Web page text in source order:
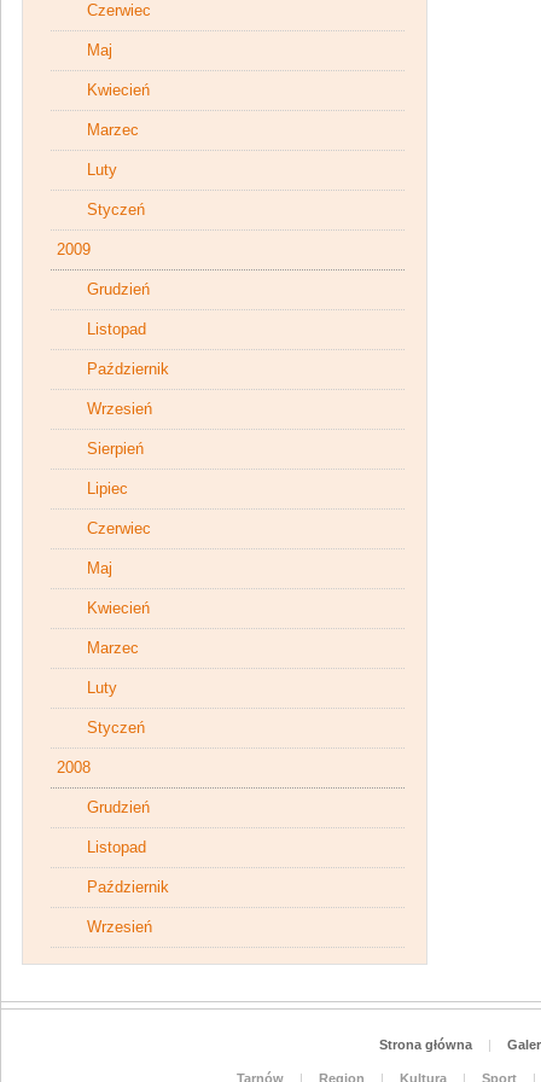
Czerwiec
Maj
Kwiecień
Marzec
Luty
Styczeń
2009
Grudzień
Listopad
Październik
Wrzesień
Sierpień
Lipiec
Czerwiec
Maj
Kwiecień
Marzec
Luty
Styczeń
2008
Grudzień
Listopad
Październik
Wrzesień
Strona główna |
Tarnów | Region | Kultura | Sport
|